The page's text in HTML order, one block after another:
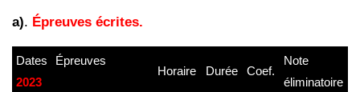
a). Épreuves écrites.
Dates
2023
Épreuves
Horaire Durée Coef.
Note
éliminatoire